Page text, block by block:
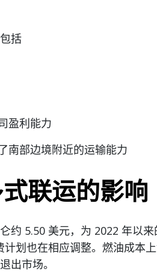
括
盈利能力
南部边境附近的运输能力
联运的影响
约 5.50 美元，为 2022 年以
计划也在相应调整。燃油成本
出市场。